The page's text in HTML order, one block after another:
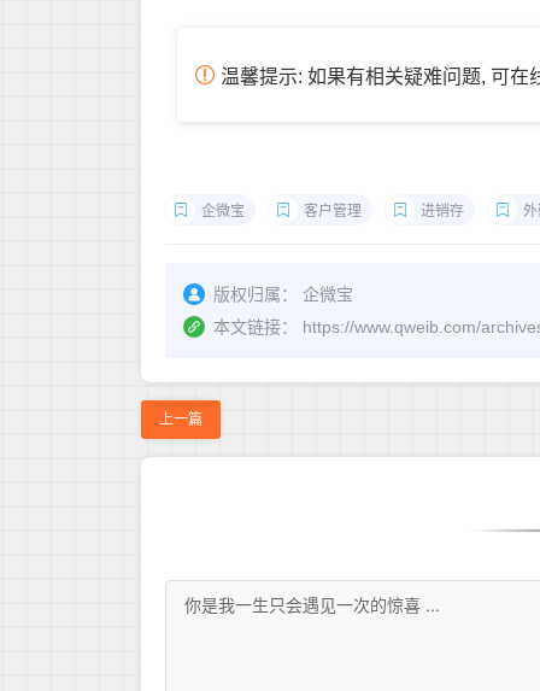
温馨提示: 如果有相关疑难问题, 可在
企微宝 客户管理 进销存
版权归属：
企微宝
本文链接：
https://www.qweib.com/
上一篇